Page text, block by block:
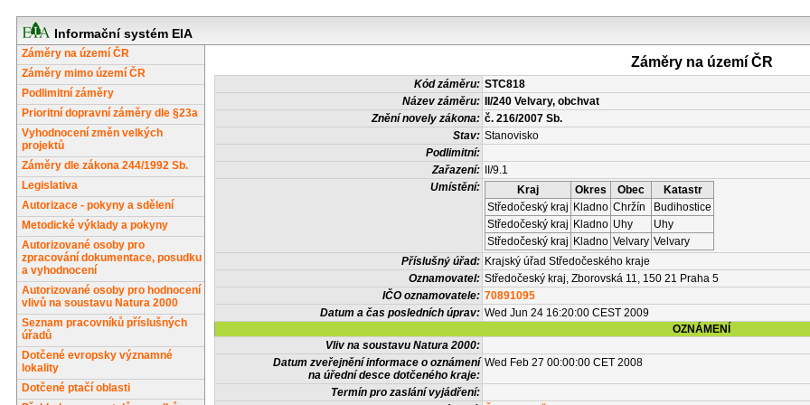
Informační systém EIA
Záměry na území ČR
Záměry mimo území ČR
Podlimitní záměry
Prioritní dopravní záměry dle §23a
Vyhodnocení změn velkých
projektů
Záměry dle zákona 244/1992 Sb.
Legislativa
Autorizace - pokyny a sdělení
Metodické výklady a pokyny
Autorizované osoby pro
zpracování dokumentace, posudku
a vyhodnocení
Autorizované osoby pro hodnocení
vlivů na soustavu Natura 2000
Seznam pracovníků příslušných
úřadů
Dotčené evropsky významné
lokality
Dotčené ptačí oblasti
Záměry na území ČR
Kód záměru: STC818
Název záměru:
II/240 Velvary, obchvat
Znění novely zákona: č. 216/2007 Sb.
Stav: Stanovisko
Podlimitní:
Zařazení:
II/9.1
Umístění:
Kraj Okres Obec
Katastr
Středočeský kraj Kladno Chržín
Budihostice
Středočeský kraj Kladno Uhy
Uhy
Středočeský kraj Kladno Velvary Velvary
Příslušný úřad: Krajský úřad Středočeského kraje
Oznamovatel: Středočeský kraj, Zborovská 11, 150 21 Praha 5
IČO oznamovatele: 70891095
Datum a čas posledních úprav: Wed Jun 24 16:20:00 CEST 2009
OZNÁMENÍ
Vliv na soustavu Natura 2000:
Datum zveřejnění informace o oznámení
na úřední desce dotčeného kraje:
Wed Feb 27 00:00:00 CET 2008
Termín pro zaslání vyjádření: